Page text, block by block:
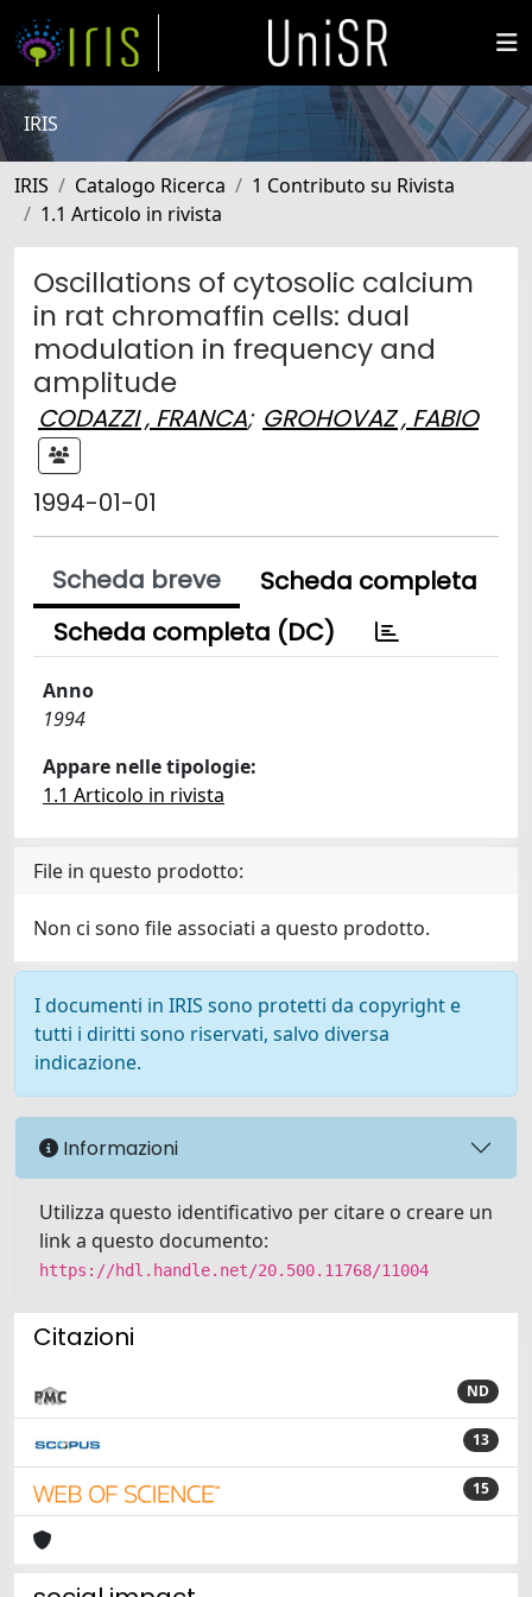
IRIS
IRIS Catalogo Ricerca
1 Contributo su Rivista
1.1 Articolo in rivista
Oscillations of cytosolic calcium
in rat chromaffin cells: dual
modulation in frequency and
amplitude
CODAZZI , FRANCA; GROHOVAZ , FABIO
1994-01-01
Scheda breve
Scheda completa
Scheda completa (DC)
Anno
1994
Appare nelle tipologie:
1.1 Articolo in rivista
File in questo prodotto:
Non ci sono file associati a questo prodotto.
I documenti in IRIS sono protetti da copyright e
tutti i diritti sono riservati, salvo diversa
indicazione.
Informazioni
Utilizza questo identificativo per citare o creare un
link a questo documento:
https://hdl.handle.net/20.500.11768/11004
Citazioni
ND
13
15